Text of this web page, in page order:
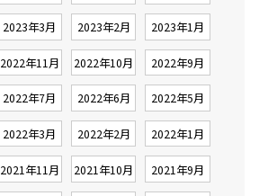
2023年3月 2023年2月 2023年1月
2022年11月 2022年10月 2022年9月
2022年7月 2022年6月 2022年5月
2022年3月 2022年2月 2022年1月
2021年11月 2021年10月 2021年9月